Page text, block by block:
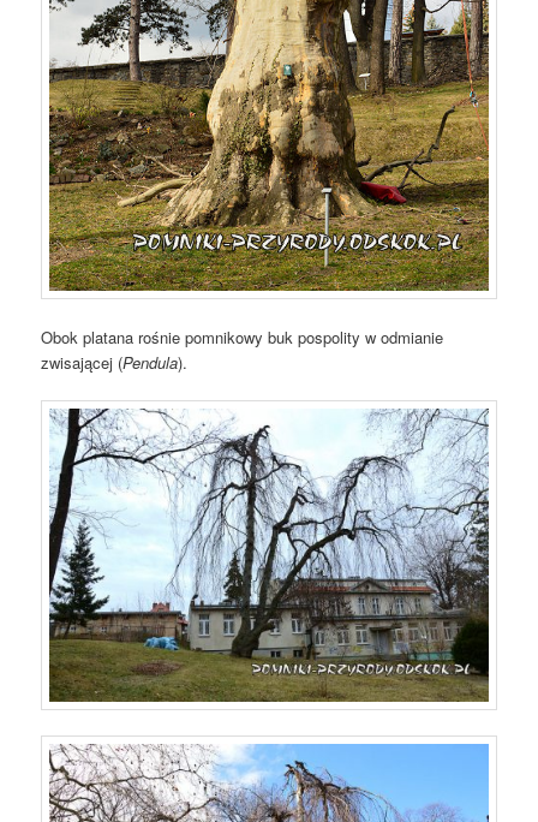
Obok platana rośnie pomnikowy buk pospolity w odmianie
zwisającej (Pendula).